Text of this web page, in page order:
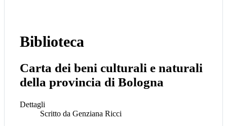
Biblioteca
Carta dei beni culturali e naturali
della provincia di Bologna
Dettagli
Scritto da Genziana Ricci